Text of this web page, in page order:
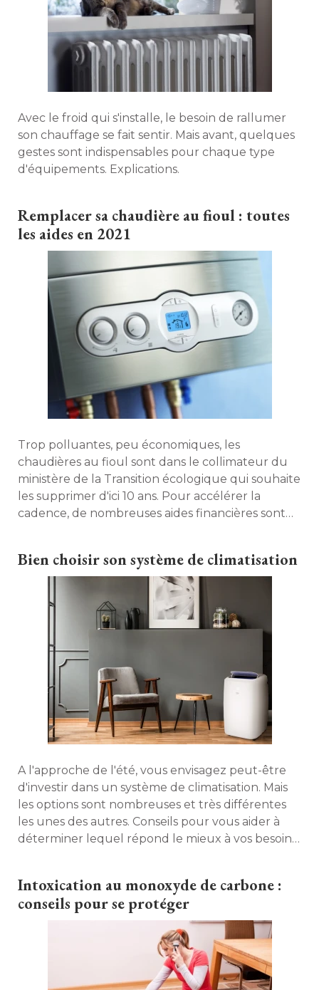
Avec le froid qui s'installe, le besoin de rallumer
son chauffage se fait sentir. Mais avant, quelques
gestes sont indispensables pour chaque type
d'équipements. Explications.
Remplacer sa chaudière au fioul : toutes
les aides en 2021
Trop polluantes, peu économiques, les
chaudières au fioul sont dans le collimateur du
ministère de la Transition écologique qui souhaite
les supprimer d'ici 10 ans. Pour accélérer la
cadence, de nombreuses aides financières sont
Bien choisir son système de climatisation
A l'approche de l'été, vous envisagez peut-être
d'investir dans un système de climatisation. Mais
les options sont nombreuses et très différentes
les unes des autres. Conseils pour vous aider à
déterminer lequel répond le mieux à vos besoins
Intoxication au monoxyde de carbone :
conseils pour se protéger